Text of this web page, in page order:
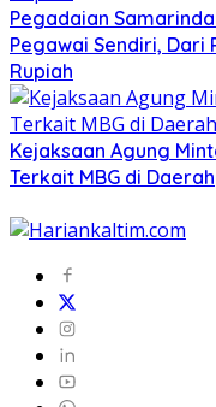
Pegadaian
Pegawai Sendiri, Dari
Rupiah
Kejaksaan Agung
Terkait MBG di Daerah